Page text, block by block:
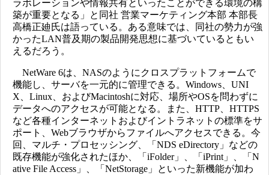
ラボレーションや情報共有といったことができる環境の構
築が重要となる」と同社 営業マーケティング本部 本部長
高橋正廸氏は語っている。ある意味では、同社の勢力が強
かったLAN普及期の製品開発思想に基づいているともい
えるだろう。
NetWare 6は、NASのようにクロスプラットフォームで
機能し、サーバを一元的に管理できる。Windows、UNI
X、Linux、およびMacintoshに対応、場所やOSを問わずに
データへのアクセスが可能となる。また、HTTP、HTTPS
など各種インターネットおよびイントラネットの標準をサ
ポート、Webブラウザからファイルへアクセスできる。今
回、マルチ・プロセッシング、「NDS eDirectory」などの
既存機能が強化されたほか、「iFolder」、「iPrint」、「N
ative File Access」、「NetStorage」といった新機能が加わ